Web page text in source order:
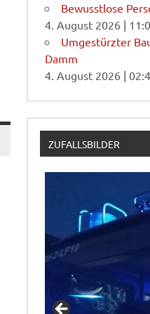
Bewusstlose
4. August 2026 |
Umgestürzter
Damm
4. August 2026 |
ZUFALLSBILDER